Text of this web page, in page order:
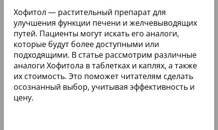
Хофитол — растительный препарат для
улучшения функции печени и желчевыводящих
путей. Пациенты могут искать его аналоги,
которые будут более доступными или
подходящими. В статье рассмотрим различные
аналоги Хофитола в таблетках и каплях, а также
их стоимость. Это поможет читателям сделать
осознанный выбор, учитывая эффективность и
цену.